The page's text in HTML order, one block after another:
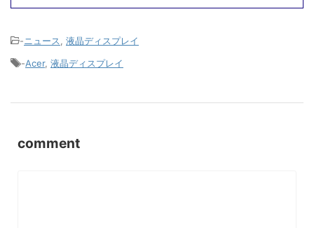
-ニュース
液晶ディスプレイ
-Acer, 液晶ディスプレイ
comment